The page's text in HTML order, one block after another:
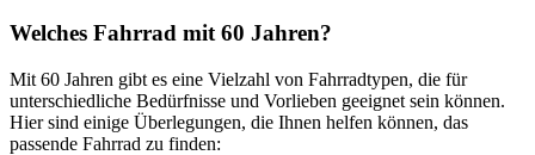
Welches Fahrrad mit 60 Jahren?
Mit 60 Jahren gibt es eine Vielzahl von Fahrradtypen, die für
unterschiedliche Bedürfnisse und Vorlieben geeignet sein können.
Hier sind einige Überlegungen, die Ihnen helfen können, das
passende Fahrrad zu finden: